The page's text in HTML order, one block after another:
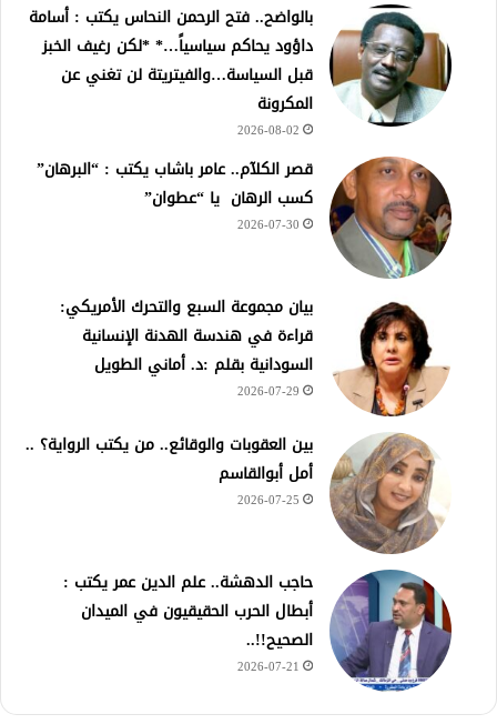
بالواضح.. فتح الرحمن النحاس يكتب : أسامة
داؤود يحاكم سياسياً…* *لكن رغيف الخبز
قبل السياسة…والفيتريتة لن تغني عن
المكرونة
2026-08-02
قصر الكلآم.. عامر باشاب يكتب : “البرهان”
كسب الرهان يا “عطوان”
2026-07-30
بيان مجموعة السبع والتحرك الأمريكي:
قراءة في هندسة الهدنة الإنسانية
السودانية بقلم :د. أماني الطويل
2026-07-29
بين العقوبات والوقائع.. من يكتب الرواية؟ ..
أمل أبوالقاسم
2026-07-25
حاجب الدهشة.. علم الدين عمر يكتب :
أبطال الحرب الحقيقيون في الميدان
الصحيح!!..
2026-07-21